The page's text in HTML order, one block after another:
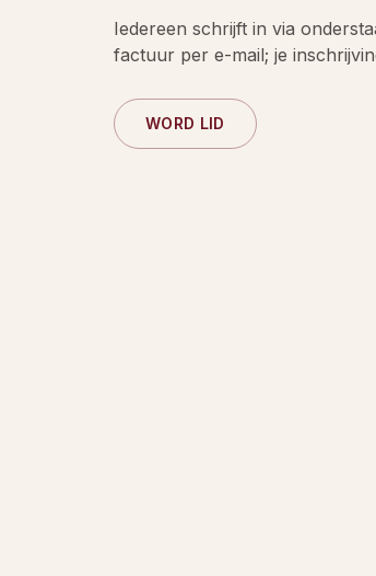
Iedereen schrijft in via
factuur per e-mail; je
WORD LID